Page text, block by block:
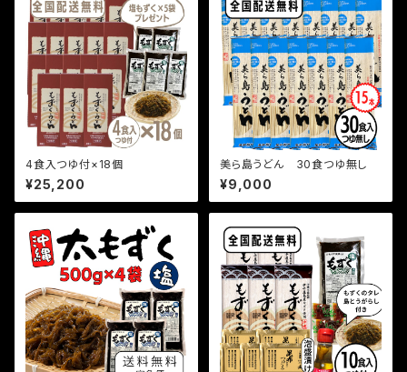
4食入つゆ付×18個
¥25,200
美ら島うどん 30食つゆ無し
¥9,000